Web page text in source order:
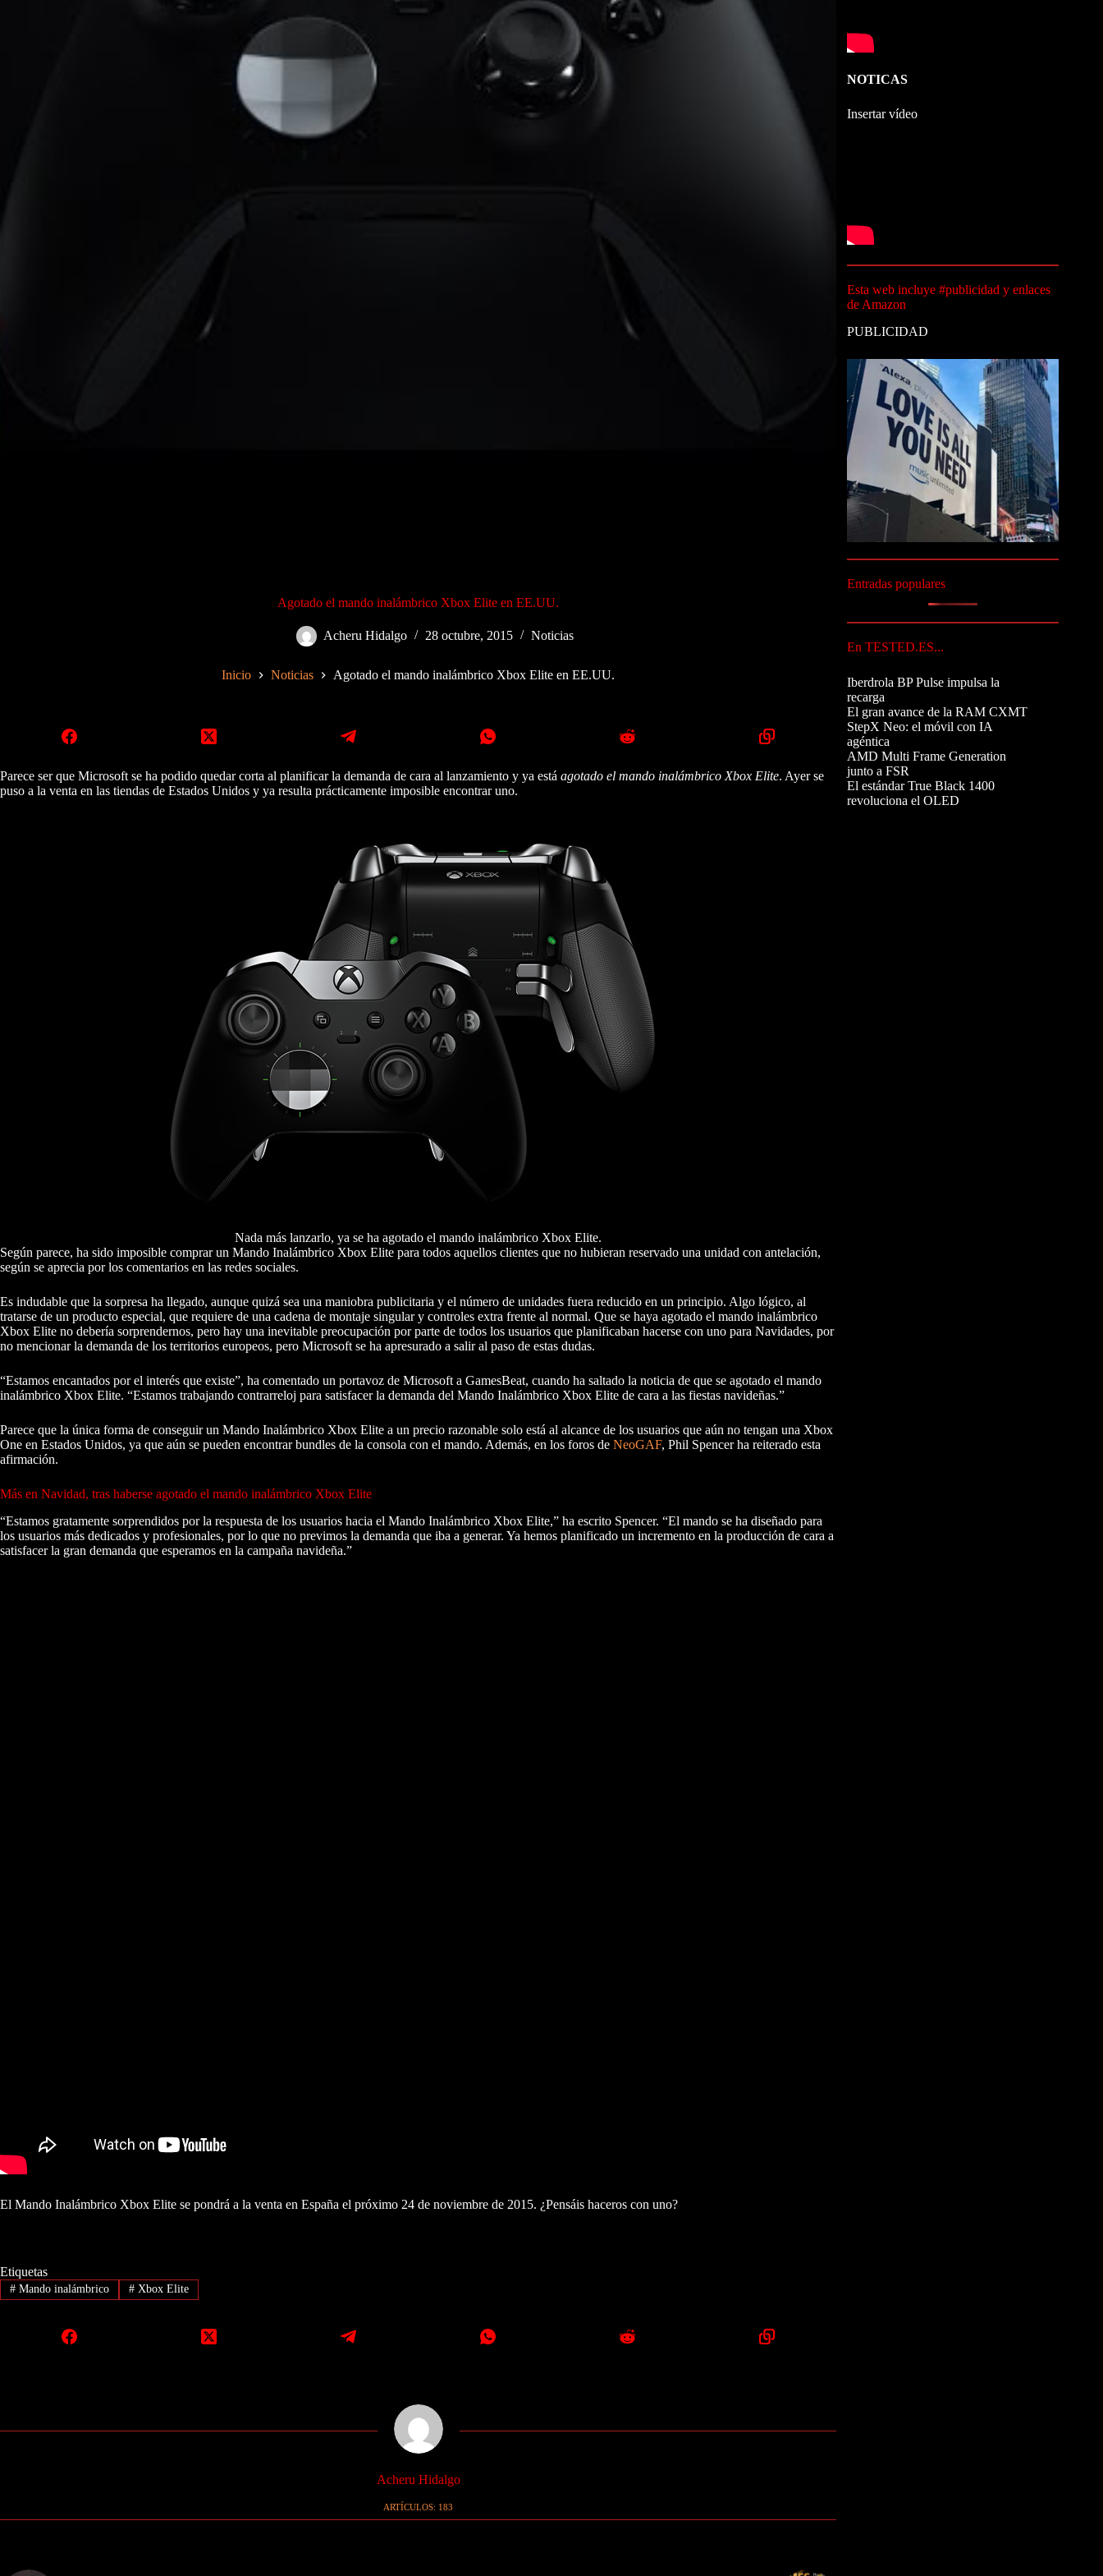
Agotado el mando inalámbrico Xbox Elite en EE.UU.
Acheru Hidalgo 28 octubre, 2015 Noticias
Inicio Noticias Agotado el mando inalámbrico Xbox Elite en EE.UU.
Parece ser que Microsoft se ha podido quedar corta al planificar la demanda de cara al lanzamiento y ya está agotado el mando inalámbrico Xbox Elite. Ayer se
puso a la venta en las tiendas de Estados Unidos y ya resulta prácticamente imposible encontrar uno.
Nada más lanzarlo, ya se ha agotado el mando inalámbrico Xbox Elite.
Según parece, ha sido imposible comprar un Mando Inalámbrico Xbox Elite para todos aquellos clientes que no hubieran reservado una unidad con antelación,
según se aprecia por los comentarios en las redes sociales.
Es indudable que la sorpresa ha llegado, aunque quizá sea una maniobra publicitaria y el número de unidades fuera reducido en un principio. Algo lógico, al
tratarse de un producto especial, que requiere de una cadena de montaje singular y controles extra frente al normal. Que se haya agotado el mando inalámbrico
Xbox Elite no debería sorprendernos, pero hay una inevitable preocupación por parte de todos los usuarios que planificaban hacerse con uno para Navidades, por
no mencionar la demanda de los territorios europeos, pero Microsoft se ha apresurado a salir al paso de estas dudas.
“Estamos encantados por el interés que existe”, ha comentado un portavoz de Microsoft a GamesBeat, cuando ha saltado la noticia de que se agotado el mando
inalámbrico Xbox Elite. “Estamos trabajando contrarreloj para satisfacer la demanda del Mando Inalámbrico Xbox Elite de cara a las fiestas navideñas.”
Parece que la única forma de conseguir un Mando Inalámbrico Xbox Elite a un precio razonable solo está al alcance de los usuarios que aún no tengan una Xbox
One en Estados Unidos, ya que aún se pueden encontrar bundles de la consola con el mando. Además, en los foros de NeoGAF, Phil Spencer ha reiterado esta
afirmación.
Más en Navidad, tras haberse agotado el mando inalámbrico Xbox Elite
“Estamos gratamente sorprendidos por la respuesta de los usuarios hacia el Mando Inalámbrico Xbox Elite,” ha escrito Spencer. “El mando se ha diseñado para
los usuarios más dedicados y profesionales, por lo que no previmos la demanda que iba a generar. Ya hemos planificado un incremento en la producción de cara a
satisfacer la gran demanda que esperamos en la campaña navideña.”
El Mando Inalámbrico Xbox Elite se pondrá a la venta en España el próximo 24 de noviembre de 2015. ¿Pensáis haceros con uno?
Etiquetas
#Mando inalámbrico #Xbox Elite
Acheru Hidalgo
ARTÍCULOS: 183
NOTICAS
Insertar vídeo
Esta web incluye #publicidad y enlaces
de Amazon
PUBLICIDAD
Entradas populares
En TESTED.ES...
Iberdrola BP Pulse impulsa la
recarga
El gran avance de la RAM CXMT
StepX Neo: el móvil con IA
agéntica
AMD Multi Frame Generation
junto a FSR
El estándar True Black 1400
revoluciona el OLED